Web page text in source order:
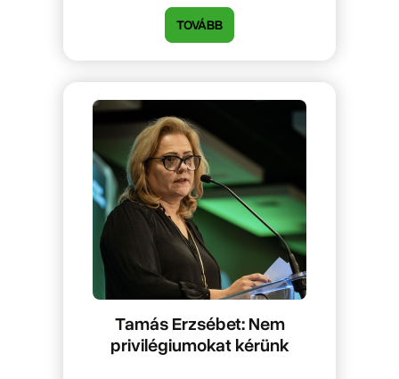
TOVÁBB
Tamás Erzsébet: Nem
privilégiumokat kérünk